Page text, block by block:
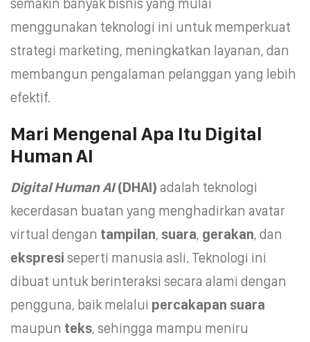
menggunakan teknologi ini untuk memperkuat
strategi marketing, meningkatkan layanan, dan
membangun pengalaman pelanggan yang lebih
efektif.
Mari Mengenal Apa Itu Digital
Human AI
Digital Human AI (DHAI) adalah teknologi
kecerdasan buatan yang menghadirkan avatar
virtual dengan tampilan, suara, gerakan, dan
ekspresi seperti manusia asli. Teknologi ini
dibuat untuk berinteraksi secara alami dengan
pengguna, baik melalui percakapan suara
maupun teks, sehingga mampu meniru